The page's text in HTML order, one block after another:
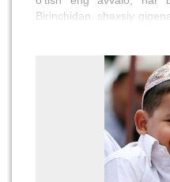
Birinchidan, shaxsiy
bo‘yicha tibbiyot
qilish orqali o‘zimiz
infeksiyasidan bemalol